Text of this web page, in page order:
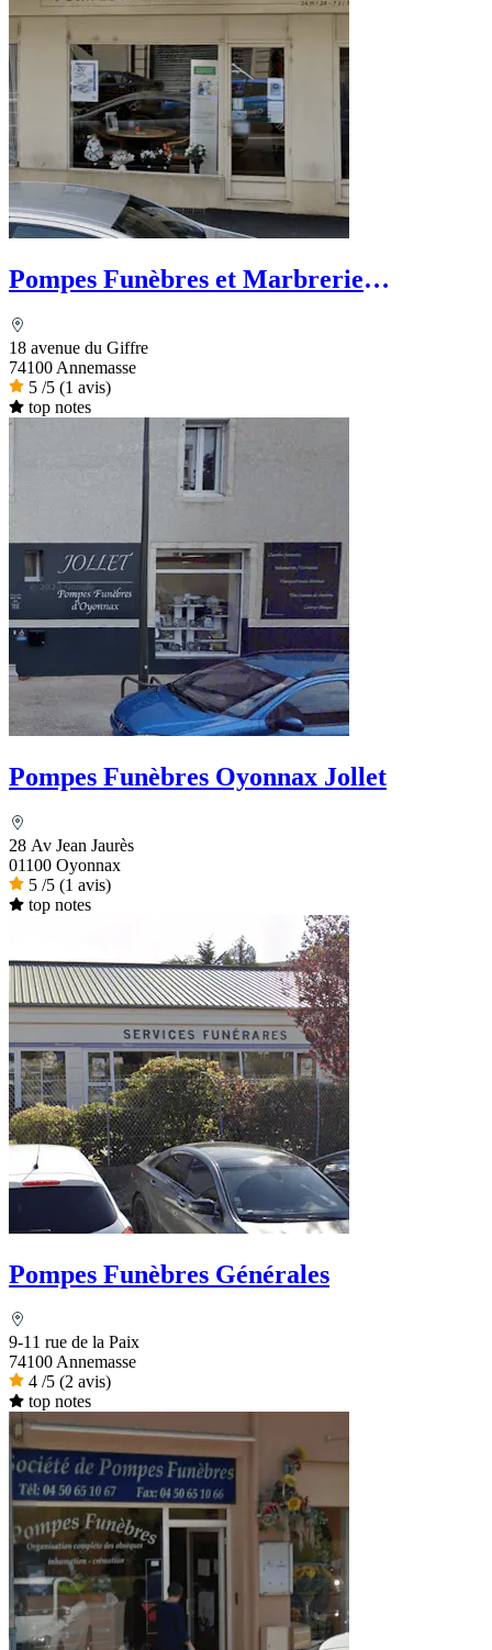
Pompes Funèbres et Marbrerie
18 avenue du Giffre
74100 Annemasse
5 /5 (1 avis)
top notes
Pompes Funèbres Oyonnax Jollet
28 Av Jean Jaurès
01100 Oyonnax
5 /5 (1 avis)
top notes
Pompes Funèbres Générales
9-11 rue de la Paix
74100 Annemasse
4 /5 (2 avis)
top notes